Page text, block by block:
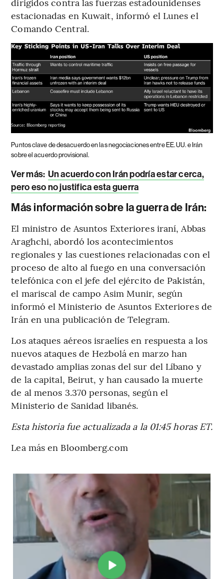
estacionadas en Kuwait, informó el Lunes el
Comando Central.
Puntos clave de desacuerdo en las negociaciones entre EE. UU. e Irán
sobre el acuerdo provisional.
Ver más: Un acuerdo con Irán podría estar cerca,
pero eso no justifica esta guerra
Más información sobre la guerra de Irán:
El ministro de Asuntos Exteriores iraní, Abbas
Araghchi, abordó los acontecimientos
regionales y las cuestiones relacionadas con el
proceso de alto al fuego en una conversación
telefónica con el jefe del ejército de Pakistán,
el mariscal de campo Asim Munir, según
informó el Ministerio de Asuntos Exteriores de
Irán en una publicación de Telegram.
Los ataques aéreos israelíes en respuesta a los
nuevos ataques de Hezbolá en marzo han
devastado amplias zonas del sur del Líbano y
de la capital, Beirut, y han causado la muerte
de al menos 3.370 personas, según el
Ministerio de Sanidad libanés.
Esta historia fue actualizada a la 01:45 horas ET.
Lea más en Bloomberg.com